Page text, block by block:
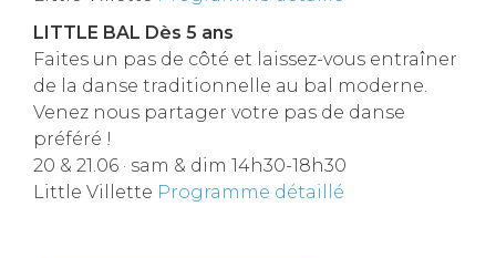
LITTLE BAL Dès 5 ans
Faites un pas de côté et laissez-vous entraîner
de la danse traditionnelle au bal moderne.
Venez nous partager votre pas de danse
préféré !
20 & 21.06 · sam & dim 14h30-18h30
Little Villette Programme détaillé